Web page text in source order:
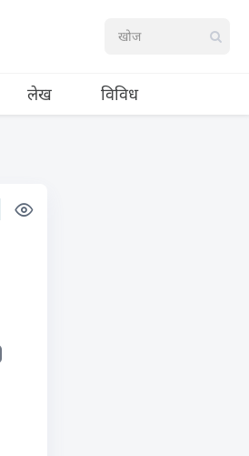
लेख विविध